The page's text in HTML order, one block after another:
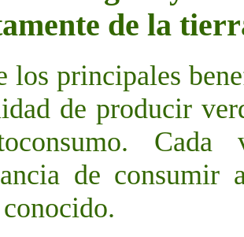
de la
los principales
de producir
de consumir